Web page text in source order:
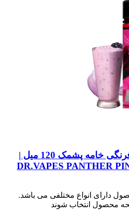
جویس دکتر ویپز انگور فرنگی خامه پشمک 120 میل |
DR.VAPES PANTHER
دارای انواع مختلفی می باشد.
محصول انتخاب شوند